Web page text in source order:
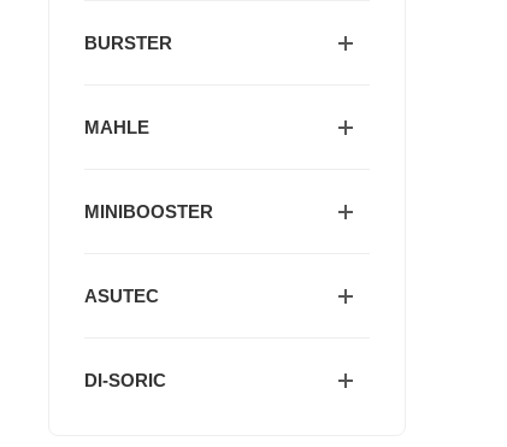
BURSTER
MAHLE
MINIBOOSTER
ASUTEC
DI-SORIC